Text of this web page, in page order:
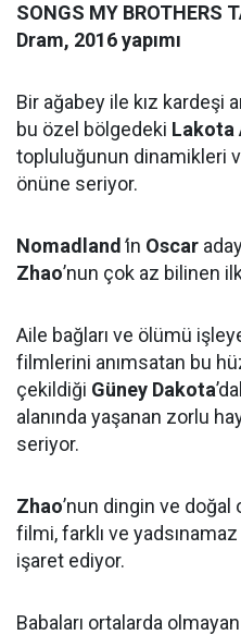
SONGS MY BROTHERS
Dram, 2016 yapımı
Bir ağabey ile kız kardeşi
bu özel bölgedeki Lakota
topluluğunun dinamikleri
önüne seriyor.
Nomadland ’in Oscar
Zhao’nun çok az bilinen
Aile bağları ve ölümü
filmlerini anımsatan bu
çekildiği Güney Dakota
alanında yaşanan zorlu
seriyor.
Zhao’nun dingin ve
filmi, farklı ve
işaret ediyor.
Babaları ortalarda olmayan